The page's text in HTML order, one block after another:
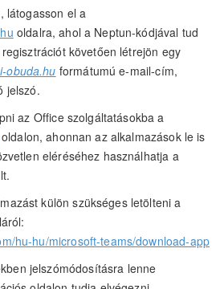
látogasson el a
oldalra, ahol a Neptun-kódjával tud
követően létrejön egy
obuda.hu formátumú e-mail-cím,
jelszó.
az Office szolgáltatásokba a
oldalon, ahonnan az alkalmazások le is
eléréséhez használhatja a
külön szükséges letölteni a
hu-hu/microsoft-teams/download-app
jelszómódosításra lenne